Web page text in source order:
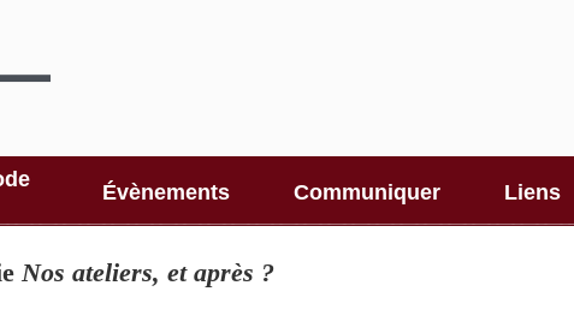
Évènements Communiquer Liens
Nos ateliers, et après ?